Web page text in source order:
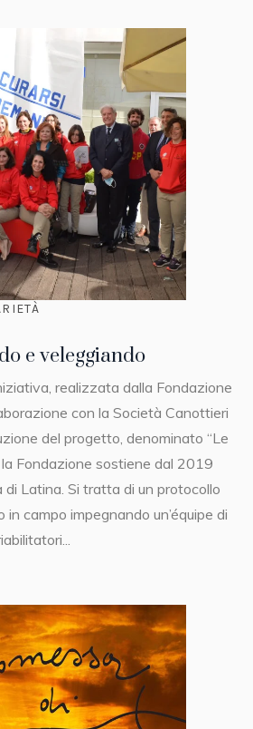
e veleggiando
realizzata dalla Fondazione
con la Società Canottieri
del progetto, denominato “Le
la Fondazione sostiene dal 2019
di Latina. Si tratta di un protocollo
campo impegnando un’équipe di